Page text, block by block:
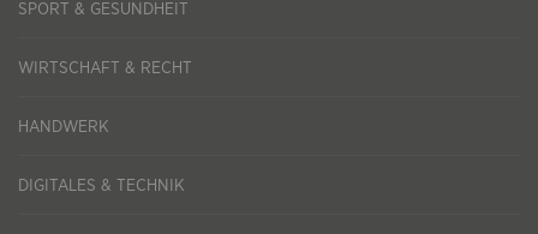
SPORT & GESUNDHEIT
WIRTSCHAFT & RECHT
HANDWERK
DIGITALES & TECHNIK